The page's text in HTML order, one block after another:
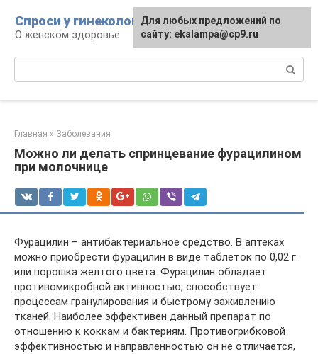
контенту
Спроси у гинеколога
О женском здоровье
Главная » Заболевания
Можно ли делать спринцевание фурацилином
при молочнице
Фурацилин – антибактериальное средство. В аптеках
можно приобрести фурацилин в виде таблеток по 0,02 г
или порошка желтого цвета. Фурацилин обладает
противомикробной активностью, способствует
процессам гранулирования и быстрому заживлению
тканей. Наиболее эффективен данный препарат по
отношению к коккам и бактериям. Противогрибковой
эффективностью и направленностью он не отличается,
Для любых предложений по
сайту: ekalampa@cp9.ru